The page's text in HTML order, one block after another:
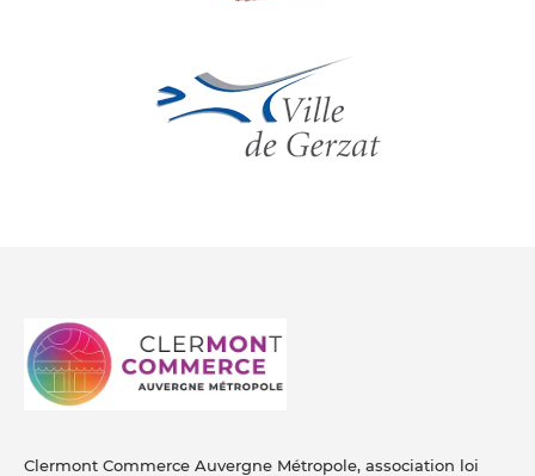
Clermont Commerce Auvergne Métropole, association loi